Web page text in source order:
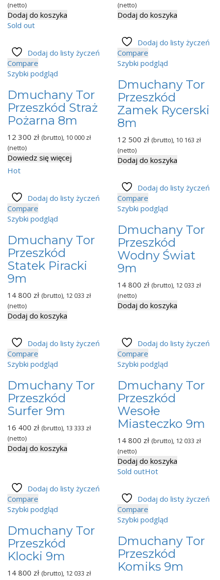
(netto)
Dodaj do koszyka
(netto)
Dodaj do koszyka
Sold out
Dodaj do listy życzeń
Compare
Szybki podgląd
Dmuchany Tor
Przeszkód Straż
Pożarna 8m
12 300 zł (brutto), 10 000 zł
(netto)
Dowiedz się więcej
Dodaj do listy życzeń
Compare
Szybki podgląd
Dmuchany Tor
Przeszkód
Zamek Rycerski
8m
12 500 zł (brutto), 10 163 zł
(netto)
Dodaj do koszyka
Hot
Dodaj do listy życzeń
Compare
Szybki podgląd
Dmuchany Tor
Przeszkód
Statek Piracki
9m
14 800 zł (brutto), 12 033 zł
(netto)
Dodaj do koszyka
Dodaj do listy życzeń
Compare
Szybki podgląd
Dmuchany Tor
Przeszkód
Wodny Świat
9m
14 800 zł (brutto), 12 033 zł
(netto)
Dodaj do koszyka
Dodaj do listy życzeń
Compare
Szybki podgląd
Dmuchany Tor
Przeszkód
Surfer 9m
16 400 zł (brutto), 13 333 zł
(netto)
Dodaj do koszyka
Dodaj do listy życzeń
Compare
Szybki podgląd
Dmuchany Tor
Przeszkód
Wesołe
Miasteczko 9m
14 800 zł (brutto), 12 033 zł
(netto)
Dodaj do koszyka
Dodaj do listy życzeń
Compare
Szybki podgląd
Dmuchany Tor
Przeszkód
Klocki 9m
14 800 zł (brutto), 12 033 zł
Sold outHot
Dodaj do listy życzeń
Compare
Szybki podgląd
Dmuchany Tor
Przeszkód
Komiks 9m